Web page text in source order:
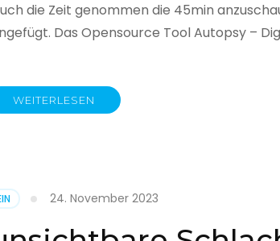
die Zeit genommen die 45min
Das Opensource Tool Autopsy –
WEITERLESEN
24. November 2023